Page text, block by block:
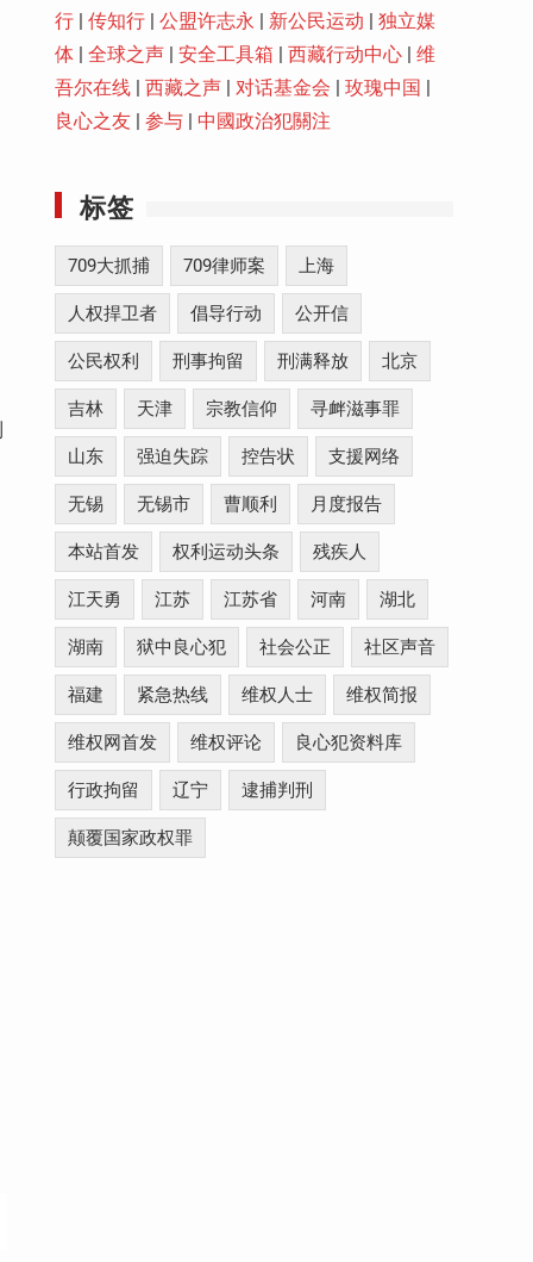
行 | 传知行 | 公盟许志永 | 新公民运动 | 独立媒
体 | 全球之声 | 安全工具箱 | 西藏行动中心 | 维
吾尔在线 | 西藏之声 | 对话基金会 | 玫瑰中国 |
良心之友 | 参与 | 中國政治犯關注
标签
709大抓捕 709律师案 上海
人权捍卫者 倡导行动 公开信
公民权利 刑事拘留 刑满释放 北京
吉林 天津 宗教信仰 寻衅滋事罪
山东 强迫失踪 控告状 支援网络
无锡 无锡市 曹顺利 月度报告
本站首发 权利运动头条 残疾人
江天勇 江苏 江苏省 河南 湖北
湖南 狱中良心犯 社会公正 社区声音
福建 紧急热线 维权人士 维权简报
维权网首发 维权评论 良心犯资料库
行政拘留 辽宁 逮捕判刑
颠覆国家政权罪